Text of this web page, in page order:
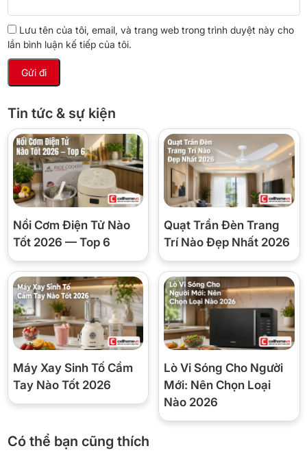
📊 Thông số kỹ thuật
Thương hiệu
Model
Loại sản phẩm
Công nghệ lọc
Plasmacluster, HEPA, than
hoạt tính
Diện tích phòng
phù hợp
Khoảng 30-50m² (tham khảo)
Bảo hành
Chính hãng Daikin, theo quy
định của nhà sản xuất
✅ Nên mua nếu:
Gia đình có người già, trẻ nhỏ hoặc người có bệnh
hô hấp.
Bạn sống ở khu vực ô nhiễm, nhiều bụi mịn.
Cần máy lọc kết hợp tạo ẩm để tiết kiệm không gian.
Bạn cần máy có kết nối Wi-Fi hoặc điều khiển từ xa
thông minh.
Diện tích phòng dưới 15m² (có thể chọn model nhỏ
Lưu tên của tôi, email, và trang web trong trình duyệt này cho
lần bình luận kế tiếp của tôi.
Tin tức & sự kiện
Nồi Cơm Điện Tử Nào
Tốt 2026 — Top 6
Quạt Trần Đèn Trang
Trí Nào Đẹp Nhất 2026
Máy Xay Sinh Tố Cầm
Tay Nào Tốt 2026
Lò Vi Sóng Cho Người
Mới: Nên Chọn Loại
Nào 2026
Có thể bạn cũng thích